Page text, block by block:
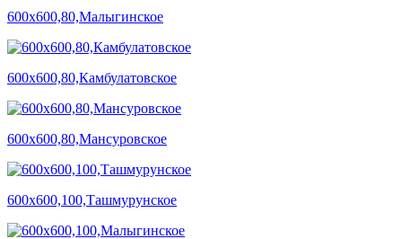
600х600,80,Малыгинское
600х600,80,Камбулатовское
600х600,80,Мансуровское
600х600,100,Ташмурунское